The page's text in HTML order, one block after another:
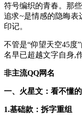
符号编织的青春。那
追求~是情感的隐晦表
印记。
不管是“仰望天空45度
名早已超越文字自身,
非主流QQ网名
一、火星文：看不懂
1.基础款：拆字重组